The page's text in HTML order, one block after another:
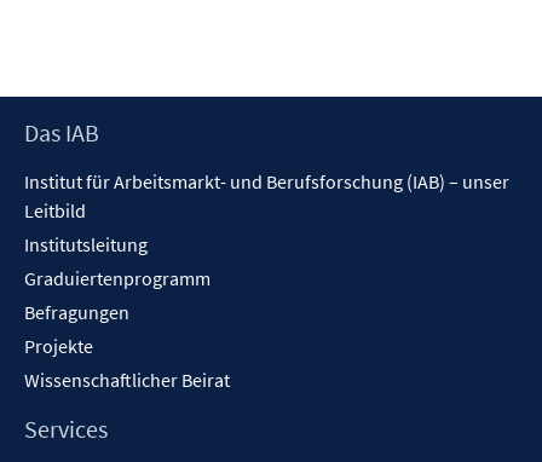
Footer
Das IAB
Institut für Arbeitsmarkt- und Berufsforschung (IAB) – unser
Leitbild
Institutsleitung
Graduiertenprogramm
Befragungen
Projekte
Wissenschaftlicher Beirat
Services